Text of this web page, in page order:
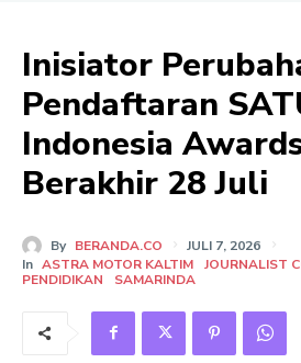
Inisiator
Pendaftaran
Indonesia
Berakhir 28 Juli
By BERANDA.CO
JULI 7, 2026
In ASTRA MOTOR KALTIM JOURNALIST
PENDIDIKAN
SAMARINDA